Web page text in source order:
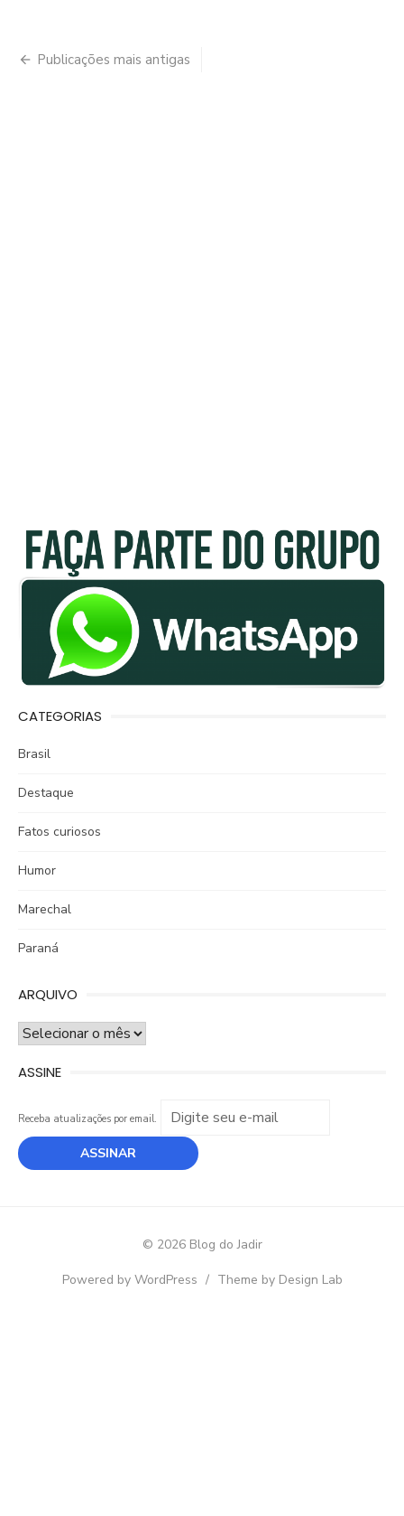
Navegação
Publicações mais antigas
CATEGORIAS
Brasil
Destaque
Fatos curiosos
Humor
Marechal
Paraná
ARQUIVO
ARQUIVO
ASSINE
Receba atualizações por email.
© 2026 Blog do Jadir
Powered by WordPress / Theme by Design Lab